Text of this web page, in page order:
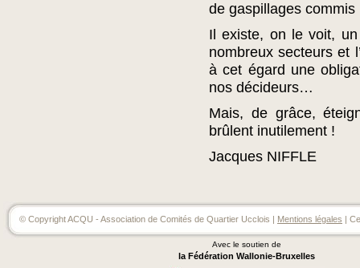
de gaspillages commis
Il existe, on le voit,
nombreux secteurs et
à cet égard une
nos décideurs…
Mais, de grâce,
brûlent inutilement !
Jacques NIFFLE
© Copyright ACQU - Association de Comités de Quartier Ucclois | Mentions légales |
Avec le soutien de
la Fédération Wallonie-Bruxelles